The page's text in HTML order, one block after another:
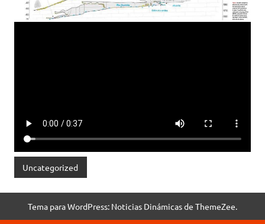
Uncategorized
Tema para WordPress: Noticias Dinámicas de ThemeZee.